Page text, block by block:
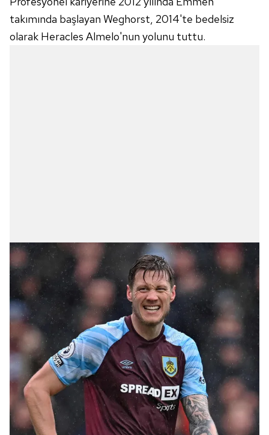
takımında başlayan Weghorst, 2014'te bedelsiz
olarak Heracles Almelo'nun yolunu tuttu.